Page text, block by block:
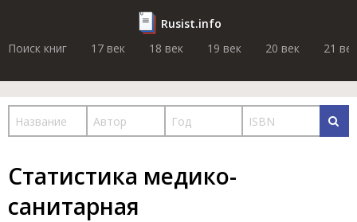
Rusist.info
Поиск книг
17 век 18 век 19 век 20 век 21 век
Статистика медико-
санитарная